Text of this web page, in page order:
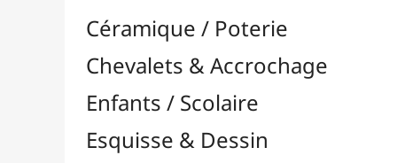
Modelage / Sculpture
Peintures / Couleurs
Pinceaux & Outils
Résines / Moulage
Supports Dessin & Peinture
Transport / Rangement
Vannerie / Rotin